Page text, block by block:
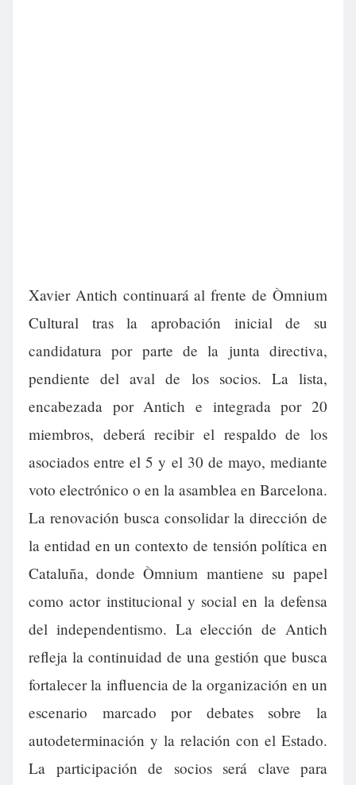
Xavier Antich continuará al frente de Òmnium
Cultural tras la aprobación inicial de su
candidatura por parte de la junta directiva,
pendiente del aval de los socios. La lista,
encabezada por Antich e integrada por 20
miembros, deberá recibir el respaldo de los
asociados entre el 5 y el 30 de mayo, mediante
voto electrónico o en la asamblea en Barcelona.
La renovación busca consolidar la dirección de
la entidad en un contexto de tensión política en
Cataluña, donde Òmnium mantiene su papel
como actor institucional y social en la defensa
del independentismo. La elección de Antich
refleja la continuidad de una gestión que busca
fortalecer la influencia de la organización en un
escenario marcado por debates sobre la
autodeterminación y la relación con el Estado.
La participación de socios será clave para